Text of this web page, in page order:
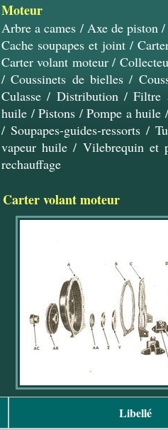
Moteur
Arbre a cames / Axe de piston
Cache soupapes et joint /
Carter volant moteur/
/Coussinets de bielles /
Culasse / Distribution/Filtre
huile / Pistons / Pompe a huile
/ Soupapes-guides-ressorts /
vapeur huile / Vilebrequin et
rechauffage
Carter volant moteur
Libellé